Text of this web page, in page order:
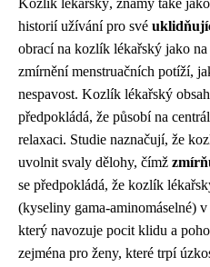
Kozlík lékařský, známý také
historií užívání pro své
obrací na kozlík lékařský jako
zmírnění menstruačních potíží,
nespavost. Kozlík lékařský
předpokládá, že působí na
relaxaci. Studie naznačují, že
uvolnit svaly dělohy, čímž
se předpokládá, že kozlík
(kyseliny gama-aminomáselné)
který navozuje pocit klidu a
zejména pro ženy, které trpí